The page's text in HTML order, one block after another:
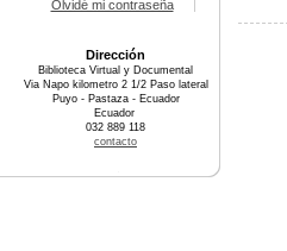
Olvidé mi contraseña
Dirección
Biblioteca Virtual y Documental
Via Napo kilometro 2 1/2 Paso lateral
Puyo - Pastaza - Ecuador
Ecuador
032 889 118
contacto